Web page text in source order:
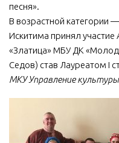
Афиша
Независимая оценка
Контакты
песня».
В возрастной категории
Искитима принял
«Златица» МБУ ДК
Седов) став Лауреатом I
МКУ Управление